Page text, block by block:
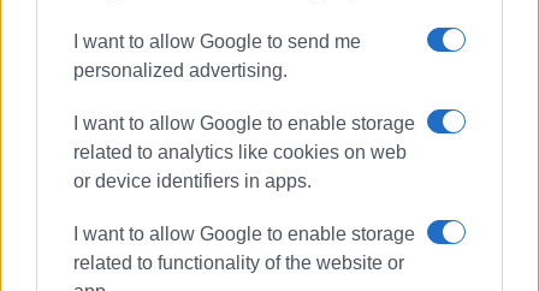
I want to allow Google to send me
personalized advertising.
I want to allow Google to enable storage
related to analytics like cookies on web
or device identifiers in apps.
I want to allow Google to enable storage
related to functionality of the website or